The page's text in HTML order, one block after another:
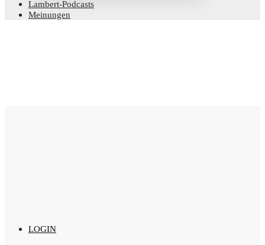
Lam­­bert-Pod­­casts
Mei­nun­gen
LOGIN